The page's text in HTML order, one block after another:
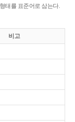
태를 표준어로 삼는다.
비고